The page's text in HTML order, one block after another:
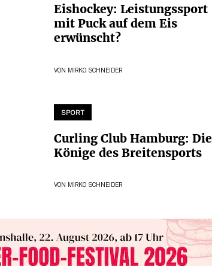
Eishockey: Leistungssport
mit Puck auf dem Eis
erwünscht?
VON MIRKO SCHNEIDER
SPORT
Curling Club Hamburg: Die
Könige des Breitensports
VON MIRKO SCHNEIDER